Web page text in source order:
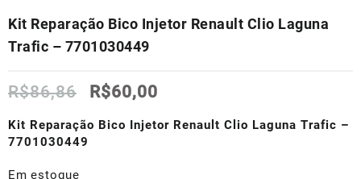
Kit Reparação Bico Injetor Renault Clio Laguna
Trafic – 7701030449
R$86,86
O
original
R$60,00
atual
Kit Reparação Bico Injetor Renault Clio Laguna Trafic –
7701030449
Em estoque